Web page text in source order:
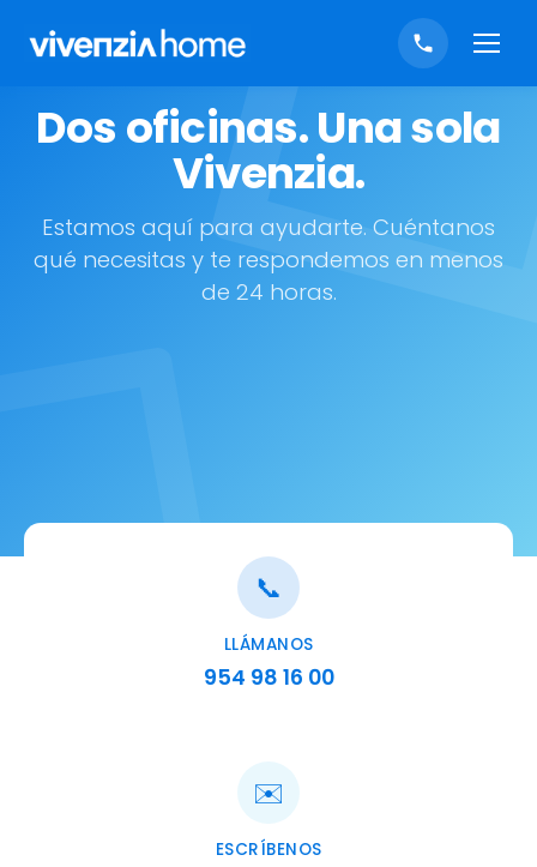
Dos oficinas. Una sola
Vivenzia.
Estamos aquí para ayudarte. Cuéntanos
qué necesitas y te respondemos en menos
de 24 horas.
📞
LLÁMANOS
954 98 16 00
✉️
ESCRÍBENOS